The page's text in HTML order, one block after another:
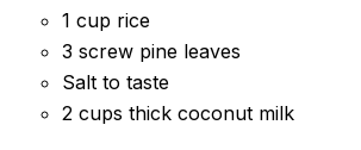
1 cup rice
3 screw pine leaves
Salt to taste
2 cups thick coconut milk